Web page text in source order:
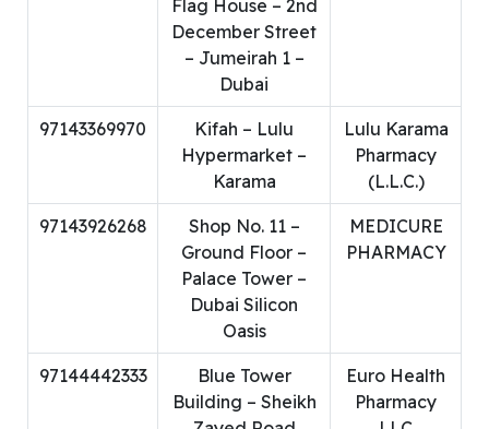
Flag House – 2nd
December Street
– Jumeirah 1 –
Dubai
Lulu Karama
Pharmacy
(L.L.C.)
Kifah – Lulu
Hypermarket –
Karama
97143369970
MEDICURE
PHARMACY
Shop No. 11 –
Ground Floor –
Palace Tower –
Dubai Silicon
Oasis
97143926268
Euro Health
Pharmacy
Blue Tower
Building – Sheikh
97144442333